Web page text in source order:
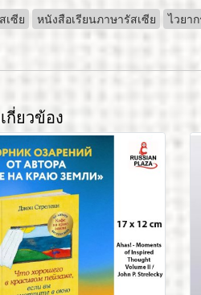
เซีย หนังสือเรียนภาษารัสเซีย ไวยา
กี่ยวข้อง